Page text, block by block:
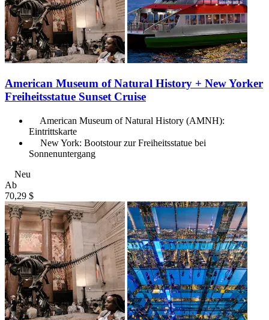
American Museum of Natural History + New Yorker
Freiheitsstatue Sunset Cruise
American Museum of Natural History (AMNH):
Eintrittskarte
New York: Bootstour zur Freiheitsstatue bei
Sonnenuntergang
Neu
Ab
70,29 $